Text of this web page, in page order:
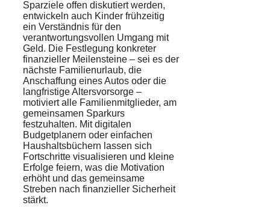
Sparziele offen diskutiert werden,
entwickeln auch Kinder frühzeitig
ein Verständnis für den
verantwortungsvollen Umgang mit
Geld. Die Festlegung konkreter
finanzieller Meilensteine – sei es der
nächste Familienurlaub, die
Anschaffung eines Autos oder die
langfristige Altersvorsorge –
motiviert alle Familienmitglieder, am
gemeinsamen Sparkurs
festzuhalten. Mit digitalen
Budgetplanern oder einfachen
Haushaltsbüchern lassen sich
Fortschritte visualisieren und kleine
Erfolge feiern, was die Motivation
erhöht und das gemeinsame
Streben nach finanzieller Sicherheit
stärkt.